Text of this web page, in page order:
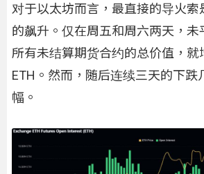
对于以太坊而言，最直接的导火索
的飙升。仅在周五和周六两天，未
所有未结算期货合约的总价值，就
ETH。然而，随后连续三天的下跌
幅。